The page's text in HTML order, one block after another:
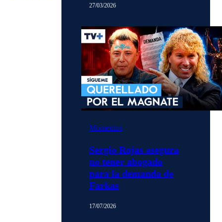
27/03/2026
Momentos
Sergio Rojas asegura
no tener abogado
para la demanda de
Farkas
17/07/2026